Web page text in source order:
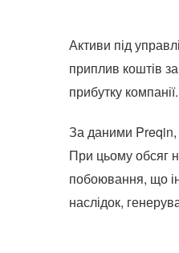
Активи під
приплив коштів
прибутку компанії.
За даними Preqin,
При цьому обсяг
побоювання, що
наслідок,